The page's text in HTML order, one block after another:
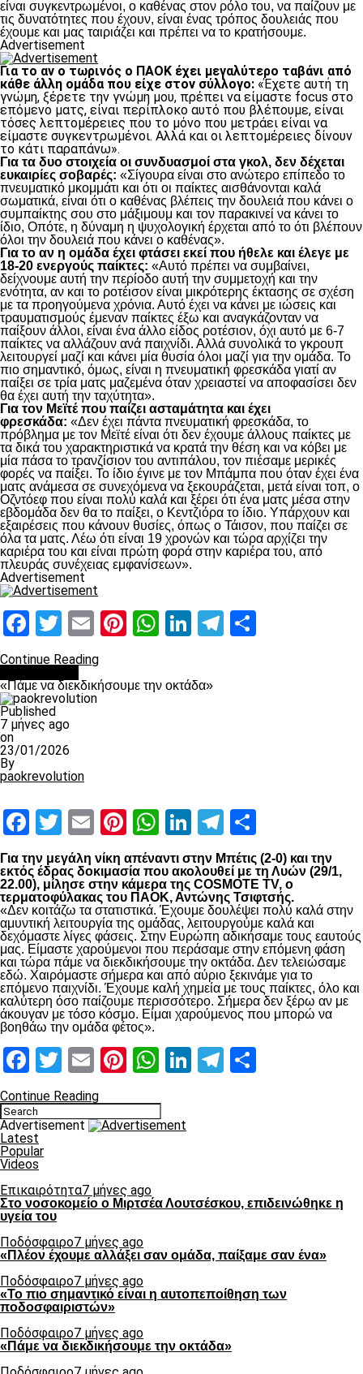
είναι συγκεντρωμένοι, ο καθένας στον ρόλο του, να παίζουν με
τις δυνατότητες που έχουν, είναι ένας τρόπος δουλειάς που
έχουμε και μας ταιριάζει και πρέπει να το κρατήσουμε.
Advertisement
Για το αν ο τωρινός ο ΠΑΟΚ έχει μεγαλύτερο ταβάνι από
κάθε άλλη ομάδα που είχε στον σύλλογο: «Έχετε αυτή τη
γνώμη, ξέρετε την γνώμη μου, πρέπει να είμαστε focus στο
επόμενο ματς, είναι περίπλοκο αυτό που βλέπουμε, είναι
τόσες λεπτομέρειες που το μόνο που μετράει είναι να
είμαστε συγκεντρωμένοι. Αλλά και οι λεπτομέρειες δίνουν
το κάτι παραπάνω».
Για τα δυο στοιχεία οι συνδυασμοί στα γκολ, δεν δέχεται
ευκαιρίες σοβαρές: «Σίγουρα είναι στο ανώτερο επίπεδο το
πνευματικό μκομμάτι και ότι οι παίκτες αισθάνονται καλά
σωματικά, είναι ότι ο καθένας βλέπεις την δουλειά που κάνει ο
συμπαίκτης σου στο μάξιμουμ και τον παρακινεί να κάνει το
ίδιο, Οπότε, η δύναμη η ψυχολογική έρχεται από το ότι βλέπουν
όλοι την δουλειά που κάνει ο καθένας».
Για το αν η ομάδα έχει φτάσει εκεί που ήθελε και έλεγε με
18-20 ενεργούς παίκτες: «Αυτό πρέπει να συμβαίνει,
δείχνουμε αυτή την περίοδο αυτή την συμμετοχή και την
ενότητα, αν και το ροτέισον είναι μικρότερης έκτασης σε σχέση
με τα προηγούμενα χρόνια. Αυτό έχει να κάνει με ιώσεις και
τραυματισμούς έμεναν παίκτες έξω και αναγκάζονταν να
παίξουν άλλοι, είναι ένα άλλο είδος ροτέσιον, όχι αυτό με 6-7
παίκτες να αλλάζουν ανά παιχνίδι. Αλλά συνολικά το γκρουπ
λειτουργεί μαζί και κάνει μία θυσία όλοι μαζί για την ομάδα. Το
πιο σημαντικό, όμως, είναι η πνευματική φρεσκάδα γιατί αν
παίξει σε τρία ματς μαζεμένα όταν χρειαστεί να αποφασίσει δεν
θα έχει αυτή την ταχύτητα».
Για τον Μεϊτέ που παίζει ασταμάτητα και έχει
φρεσκάδα: «Δεν έχει πάντα πνευματική φρεσκάδα, το
πρόβλημα με τον Μεϊτέ είναι ότι δεν έχουμε άλλους παίκτες με
τα δικά του χαρακτηριστικά να κρατά την θέση και να κόβει με
μία πάσα το τρανζίσιον του αντιπάλου, τον πιέσαμε μερικές
φορές να παίξει. Το ίδιο έγινε με τον Μπάμπα που όταν έχει ένα
ματς ανάμεσα σε συνεχόμενα να ξεκουράζεται, μετά είναι τοπ, ο
Οζντόεφ που είναι πολύ καλά και ξέρει ότι ένα ματς μέσα στην
εβδομάδα δεν θα το παίξει, ο Κεντζιόρα το ίδιο. Υπάρχουν και
εξαιρέσεις που κάνουν θυσίες, όπως ο Τάισον, που παίζει σε
όλα τα ματς. Λέω ότι είναι 19 χρονών και τώρα αρχίζει την
καριέρα του και είναι πρώτη φορά στην καριέρα του, από
πλευράς συνέχειας εμφανίσεων».
Advertisement
Facebook
Twitter
EmailPinterest
WhatsApp
LinkedIn
Telegram
Continue Reading
«Πάμε να διεκδικήσουμε την οκτάδα»
Published
7 μήνες ago
on
23/01/2026
By
paokrevolution
Facebook
Twitter
EmailPinterest
WhatsApp
LinkedIn
Telegram
Για την μεγάλη νίκη απέναντι στην Μπέτις (2-0) και την
εκτός έδρας δοκιμασία που ακολουθεί με τη Λυών (29/1,
22.00), μίλησε στην κάμερα της COSMOTE TV, ο
τερματοφύλακας του ΠΑΟΚ, Αντώνης Τσιφτσής.
«Δεν κοιτάζω τα στατιστικά. Έχουμε δουλέψει πολύ καλά στην
αμυντική λειτουργία της ομάδας, λειτουργούμε καλά και
δεχόμαστε λίγες φάσεις. Στην Ευρώπη αδικήσαμε τους εαυτούς
μας. Είμαστε χαρούμενοι που περάσαμε στην επόμενη φάση
και τώρα πάμε να διεκδικήσουμε την οκτάδα. Δεν τελειώσαμε
εδώ. Χαιρόμαστε σήμερα και από αύριο ξεκινάμε για το
επόμενο παιχνίδι. Έχουμε καλή χημεία με τους παίκτες, όλο και
καλύτερη όσο παίζουμε περισσότερο. Σήμερα δεν ξέρω αν με
άκουγαν με τόσο κόσμο. Είμαι χαρούμενος που μπορώ να
βοηθάω την ομάδα φέτος».
Facebook
Twitter
EmailPinterest
WhatsApp
LinkedIn
Telegram
Continue Reading
Advertisement
Latest
Popular
Videos
Επικαιρότητα7 μήνες ago
Στο νοσοκομείο ο Μιρτσέα Λουτσέσκου, επιδεινώθηκε η
υγεία του
Ποδόσφαιρο7 μήνες ago
«Πλέον έχουμε αλλάξει σαν ομάδα, παίξαμε σαν ένα»
Ποδόσφαιρο7 μήνες ago
«Το πιο σημαντικό είναι η αυτοπεποίθηση των
ποδοσφαιριστών»
Ποδόσφαιρο7 μήνες ago
«Πάμε να διεκδικήσουμε την οκτάδα»